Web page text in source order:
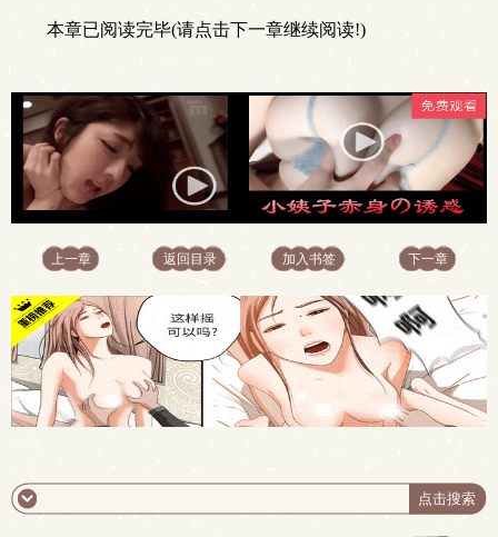
本章已阅读完毕(请点击下一章继续阅读!)
上一章 返回目录 加入书签 下一章